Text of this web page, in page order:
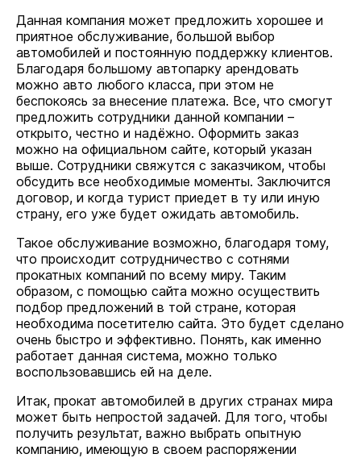
Данная компания может предложить хорошее и
приятное обслуживание, большой выбор
автомобилей и постоянную поддержку клиентов.
Благодаря большому автопарку арендовать
можно авто любого класса, при этом не
беспокоясь за внесение платежа. Все, что смогут
предложить сотрудники данной компании –
открыто, честно и надёжно. Оформить заказ
можно на официальном сайте, который указан
выше. Сотрудники свяжутся с заказчиком, чтобы
обсудить все необходимые моменты. Заключится
договор, и когда турист приедет в ту или иную
страну, его уже будет ожидать автомобиль.
Такое обслуживание возможно, благодаря тому,
что происходит сотрудничество с сотнями
прокатных компаний по всему миру. Таким
образом, с помощью сайта можно осуществить
подбор предложений в той стране, которая
необходима посетителю сайта. Это будет сделано
очень быстро и эффективно. Понять, как именно
работает данная система, можно только
воспользовавшись ей на деле.
Итак, прокат автомобилей в других странах мира
может быть непростой задачей. Для того, чтобы
получить результат, важно выбрать опытную
компанию, имеющую в своем распоряжении